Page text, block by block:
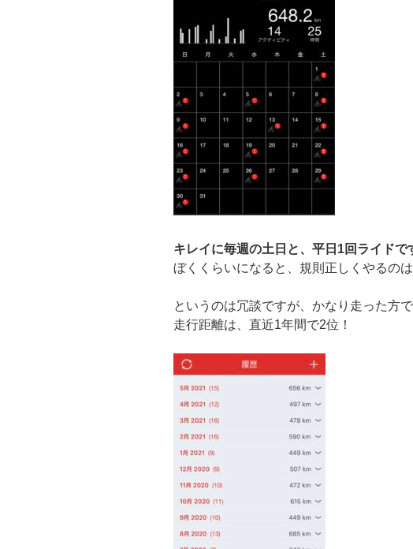
キレイに毎週の土日と、平日1回ライドで
ぼくくらいになると、規則正しくやるの
というのは冗談ですが、かなり走った方で
走行距離は、直近1年間で2位！